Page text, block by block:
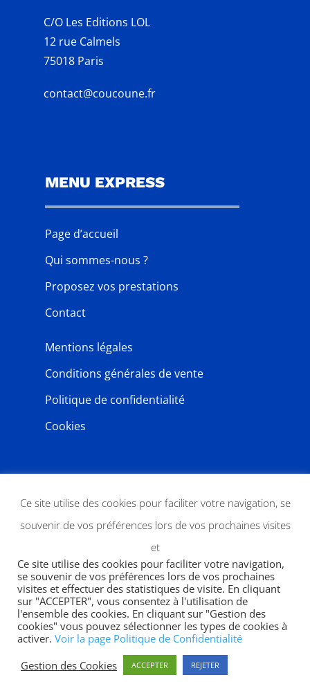
C/O Les Editions LOL
12 rue Calmels
75018 Paris
contact@coucoune.fr
MENU EXPRESS
Page d’accueil
Qui sommes-nous ?
Proposez vos prestations
Contact
Mentions légales
Conditions générales de vente
Politique de confidentialité
Cookies
JE M'ABONNE
Copyright 2026 | designed by
Ce site utilise des cookies pour faciliter votre navigation, se
souvenir de vos préférences lors de vos prochaines visites
et
Ce site utilise des cookies pour faciliter votre navigation,
se souvenir de vos préférences lors de vos prochaines
visites et effectuer des statistiques de visite. En cliquant
sur "ACCEPTER", vous consentez à l'utilisation de
l'ensemble des cookies. En cliquant sur "Gestion des
cookies" vous pouvez sélectionner les types de cookies à
activer. Voir la page Politique de Confidentialité
Gestion des Cookies
ACCEPTER REJETER